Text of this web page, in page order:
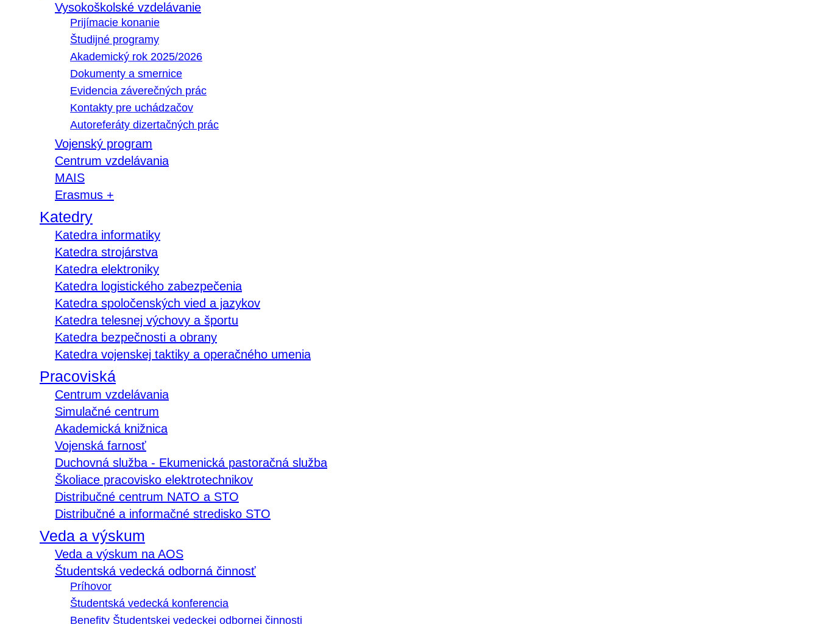
Vysokoškolské vzdelávanie
Prijímacie konanie
Študijné programy
Akademický rok 2025/2026
Dokumenty a smernice
Evidencia záverečných prác
Kontakty pre uchádzačov
Autoreferáty dizertačných prác
Vojenský program
Centrum vzdelávania
MAIS
Erasmus +
Katedry
Katedra informatiky
Katedra strojárstva
Katedra elektroniky
Katedra logistického zabezpečenia
Katedra spoločenských vied a jazykov
Katedra telesnej výchovy a športu
Katedra bezpečnosti a obrany
Katedra vojenskej taktiky a operačného umenia
Pracoviská
Centrum vzdelávania
Simulačné centrum
Akademická knižnica
Vojenská farnosť
Duchovná služba - Ekumenická pastoračná služba
Školiace pracovisko elektrotechnikov
Distribučné centrum NATO a STO
Distribučné a informačné stredisko STO
Veda a výskum
Veda a výskum na AOS
Študentská vedecká odborná činnosť
Príhovor
Študentská vedecká konferencia
Benefity Študentskej vedeckej odbornej činnosti